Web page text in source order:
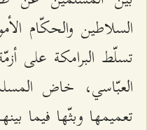
السلاطين والحكّام
تسلّط البرامكة على
العبّاسي، خاض
تعميمها وبثّها فيما